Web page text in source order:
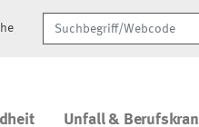
Suchbegriff/Webcode
Unfall &